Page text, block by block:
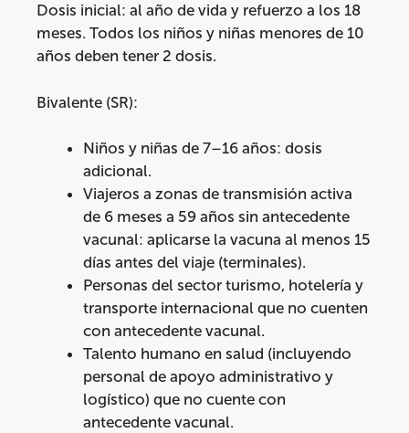
Dosis inicial: al año de vida y refuerzo a los 18
meses. Todos los niños y niñas menores de 10
años deben tener 2 dosis.
Bivalente (SR):
Niños y niñas de 7–16 años: dosis
adicional.
Viajeros a zonas de transmisión activa
de 6 meses a 59 años sin antecedente
vacunal: aplicarse la vacuna al menos 15
días antes del viaje (terminales).
Personas del sector turismo, hotelería y
transporte internacional que no cuenten
con antecedente vacunal.
Talento humano en salud (incluyendo
personal de apoyo administrativo y
logístico) que no cuente con
antecedente vacunal.